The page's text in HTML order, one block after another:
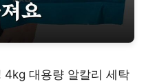
4kg 대용량 알칼리 세탁